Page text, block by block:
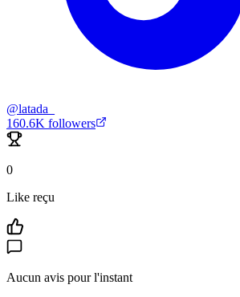
@latada_
160.6K followers
0
Like reçu
Aucun avis pour l'instant